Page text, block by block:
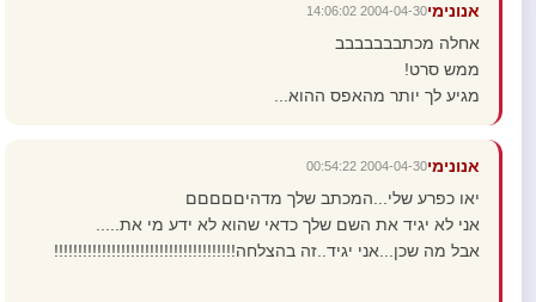
אנונימי2004-04-30 14:06:02
אחלה מכתבבבבבבב
ממש סרט!
מגיע לך יותר מהאפס ההוא...
אנונימי2004-04-30 00:54:22
יאו כפרע שלי...המכתב שלך מדהיםםםםם
אני לא יגיד את השם שלך כדאי שהוא לא ידע מי את.....
אבל מה שכן...אני יגיד..זה בהצלחה!!!!!!!!!!!!!!!!!!!!!!!!!!!!!!!!!!!!!!